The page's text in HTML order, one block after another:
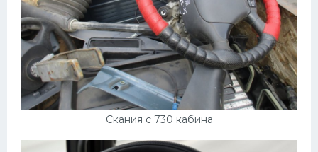
Скания с 730 кабина